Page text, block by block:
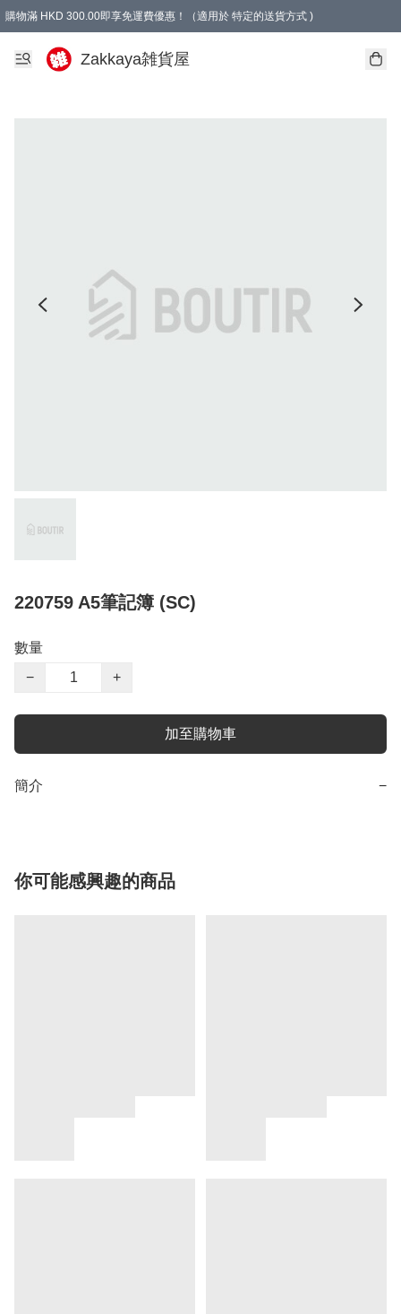
購物滿 HKD 300.00即享免運費優惠！（適用於 特定的送貨方式 )
Zakkaya雑貨屋
220759 A5筆記簿 (SC)
數量
−
+
加至購物車
簡介 −
你可能感興趣的商品